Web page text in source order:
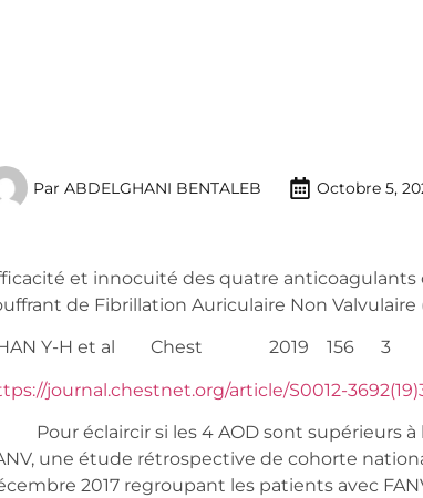
Par ABDELGHANI BENTALEB Octobre 5,
et innocuité des quatre anticoagulants
de Fibrillation Auriculaire Non Valvulaire
Y-H et al Chest 2019 156 3
journal.chestnet.org/article/S0012-
éclaircir si les 4 AOD sont supérieurs à
une étude rétrospective de cohorte
2017 regroupant les patients avec